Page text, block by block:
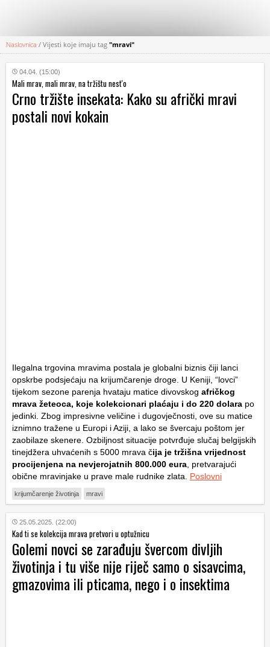
KATEGORIJE
HRVATSKI
WEB
Naslovnica / Vijesti koje imaju tag "mravi"
04.04. (15:00)
Mali mrav, mali mrav, na tržištu nest'o
Crno tržište insekata: Kako su afrički mravi
postali novi kokain
Ilegalna trgovina mravima postala je globalni biznis čiji lanci
opskrbe podsjećaju na krijumčarenje droge. U Keniji, “lovci”
tijekom sezone parenja hvataju matice divovskog afričkog
mrava žeteoca, koje kolekcionari plaćaju i do 220 dolara po
jedinki. Zbog impresivne veličine i dugovječnosti, ove su matice
iznimno tražene u Europi i Aziji, a lako se švercaju poštom jer
zaobilaze skenere. Ozbiljnost situacije potvrđuje slučaj belgijskih
tinejdžera uhvaćenih s 5000 mrava čija je tržišna vrijednost
procijenjena na nevjerojatnih 800.000 eura , pretvarajući
obične mravinjake u prave male rudnike zlata. Poslovni
krijumčarenje životinja mravi
25.05.2025. (22:00)
Kad ti se kolekcija mrava pretvori u optužnicu
Golemi novci se zarađuju švercom divljih
životinja i tu više nije riječ samo o sisavcima,
gmazovima ili pticama, nego i o insektima